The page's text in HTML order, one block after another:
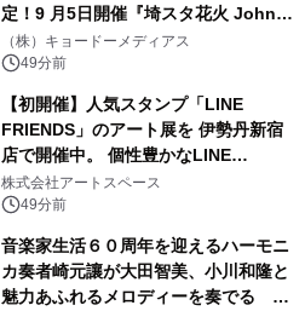
定！9 月5日開催『埼スタ花火 John
Williams Fireworks 2026』を大迫力
のパフォーマンスで熱く盛り上げる！
（株）キョードーメディアス
49分前
【初開催】人気スタンプ「LINE
FRIENDS」のアート展を 伊勢丹新宿
店で開催中。 個性豊かなLINE
FRIENDSの仲間たちが インテリアア
ートとして新たな魅力を発信。
株式会社アートスペース
49分前
音楽家生活６０周年を迎えるハーモニ
カ奏者崎元讓が大田智美、小川和隆と
魅力あふれるメロディーを奏でる